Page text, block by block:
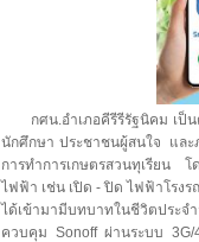
กศน.อำเภอคีรีรีรัฐนิคม เป็น
นักศึกษา ประชาชนผู้สนใจ และ
การทำการเกษตรสวนทุเรียน
ไฟฟ้า เช่น เปิด - ปิด ไฟฟ้าโรง
ได้เข้ามามีบทบาทในชีวิตประ
ควบคุม Sonoff ผ่านระบบ 3G/